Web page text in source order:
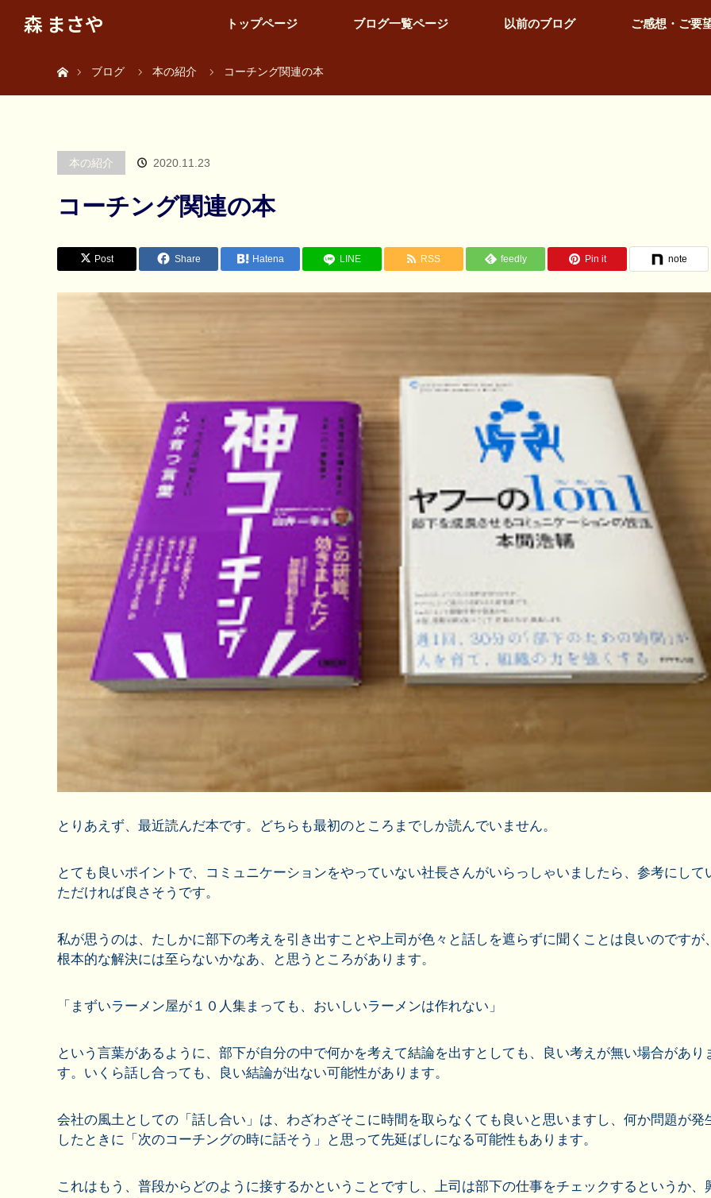
森 まさや トップページ ブログ一覧ページ 以前のブログ ご感想・ご要
ブログ
本の紹介 コーチング関連の本
本の紹介 2020.11.23
コーチング関連の本
Post Share Hatena LINE RSS feedly Pin it note
とりあえず、最近読んだ本です。どちらも最初のところまでしか読んでいません。
とても良いポイントで、コミュニケーションをやっていない社長さんがいらっしゃいましたら、参考にして
ただければ良さそうです。
私が思うのは、たしかに部下の考えを引き出すことや上司が色々と話しを遮らずに聞くことは良いのですが、
根本的な解決には至らないかなあ、と思うところがあります。
「まずいラーメン屋が１０人集まっても、おいしいラーメンは作れない」
という言葉があるように、部下が自分の中で何かを考えて結論を出すとしても、良い考えが無い場合があり
す。いくら話し合っても、良い結論が出ない可能性があります。
会社の風土としての「話し合い」は、わざわざそこに時間を取らなくても良いと思いますし、何か問題が発
したときに「次のコーチングの時に話そう」と思って先延ばしになる可能性もあります。
これはもう、普段からどのように接するかということですし、上司は部下の仕事をチェックするというか、